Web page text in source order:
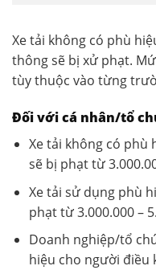
Xe tải không có phù
thông sẽ bị xử phạt.
tùy thuộc vào từng
Đối với cá nhân/tổ
Xe tải không có phù
sẽ bị phạt từ
Xe tải sử dụng phù
phạt từ 3.000.000 –
Doanh nghiệp/tổ
hiệu cho người điều